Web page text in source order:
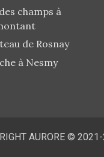
champs à
de Rosnay
à Nesmy
AURORE ©